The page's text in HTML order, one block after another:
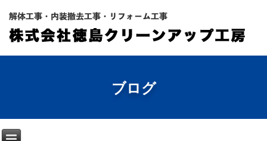
ブログ